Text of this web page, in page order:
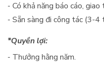
- Có khả năng báo cáo,
- Sẵn sàng đi công tác (3-4
*Quyền lợi:
- Thưởng hằng năm.